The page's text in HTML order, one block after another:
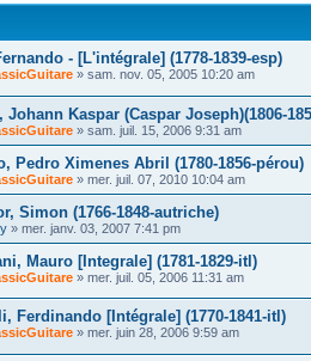
- [L'intégrale] (1778-1839-esp)
» sam. nov. 05, 2005 10:20 am
Johann Kaspar (Caspar Joseph)(1806-
» sam. juil. 15, 2006 9:31 am
Pedro Ximenes Abril (1780-1856-pérou)
» mer. juil. 07, 2010 10:04 am
Simon (1766-1848-autriche)
» mer. janv. 03, 2007 7:41 pm
Mauro [Integrale] (1781-1829-itl)
» mer. juil. 05, 2006 11:31 am
Ferdinando [Intégrale] (1770-1841-itl)
» mer. juin 28, 2006 9:59 am